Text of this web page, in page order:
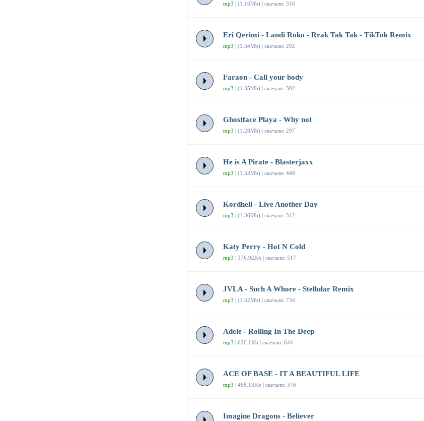
mp3 | (1.16Mb) | скачали: 316
Eri Qerimi - Landi Roko - Rrak Tak Tak - TikTok Remix
mp3 | (1.54Mb) | скачали: 292
Faraon - Call your body
mp3 | (1.35Mb) | скачали: 302
Ghostface Playa - Why not
mp3 | (1.28Mb) | скачали: 297
He is A Pirate - Blasterjaxx
mp3 | (1.53Mb) | скачали: 448
Kordhell - Live Another Day
mp3 | (1.36Mb) | скачали: 312
Katy Perry - Hot N Cold
mp3 | 376.92Kb | скачали: 517
JVLA - Such A Whore - Stellular Remix
mp3 | (1.52Mb) | скачали: 734
Adele - Rolling In The Deep
mp3 | 620.1Kb | скачали: 644
ACE OF BASE - IT A BEAUTIFUL LIFE
mp3 | 468.13Kb | скачали: 376
Imagine Dragons - Believer